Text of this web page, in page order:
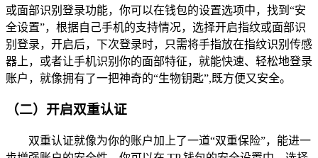
或面部识别登录功能，你可以在钱包的设置选项中，找到“安
全设置”，根据自己手机的支持情况，选择开启指纹或面部识
别登录，开启后，下次登录时，只需将手指放在指纹识别传感
器上，或者让手机识别你的面部特征，就能快速、轻松地登录
账户，就像拥有了一把神奇的“生物钥匙”,既方便又安全。
（二）开启双重认证
双重认证就像为你的账户加上了一道“双重保险”，能进一